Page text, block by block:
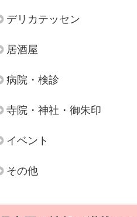
デリカテッセン
居酒屋
病院・検診
寺院・神社・御朱印
イベント
その他